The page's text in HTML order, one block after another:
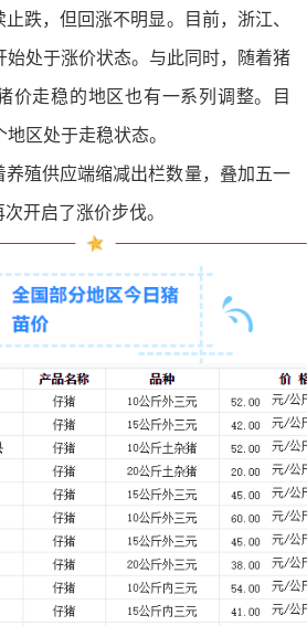
跌，但回涨不明显。目前，浙江、
始处于涨价状态。与此同时，随着猪
价走稳的地区也有一系列调整。目
区处于走稳状态。
养殖供应端缩减出栏数量，叠加五一
开启了涨价步伐。